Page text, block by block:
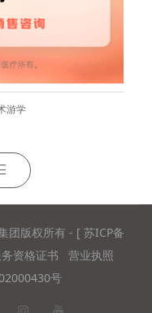
游学
团版权所有 - [ 苏ICP备
资格证书
营业执照
号